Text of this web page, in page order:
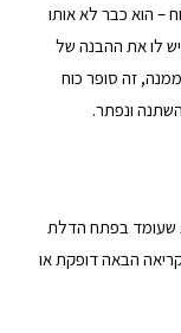
– הוא כבר לא אותו
יש לו את ההבנה של
זה סופר כוח
ונפתר.
שעומד בפתח הדלת
הבאה דופקת או